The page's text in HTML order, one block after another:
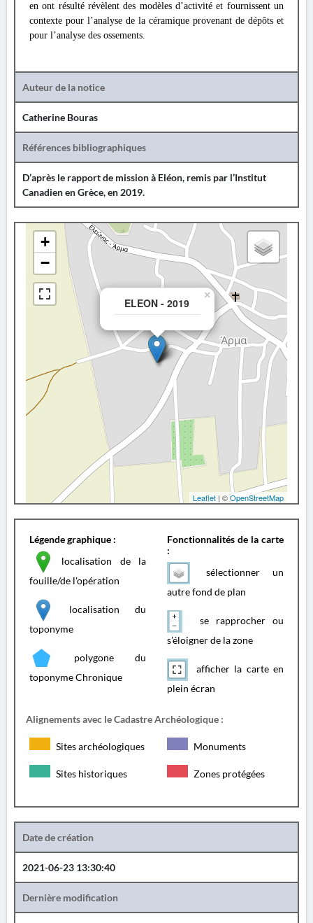
en ont résulté révèlent des modèles d’activité et fournissent un
contexte pour l’analyse de la céramique provenant de dépôts et
pour l’analyse des ossements.
Auteur de la notice
Catherine Bouras
Références bibliographiques
D’après le rapport de mission à Eléon, remis par l’Institut
Canadien en Grèce, en 2019.
ELEON - 2019
×
+
−
Leaflet| ©OpenStreetMap
Légende graphique :
localisation de la
fouille/de l'opération
localisation du
toponyme
polygone du
toponyme Chronique
Fonctionnalités de la carte
:
sélectionner un
autre fond de plan
se rapprocher ou
s'éloigner de la zone
afficher la carte en
plein écran
Alignements avec le Cadastre Archéologique :
Sites archéologiques Monuments
Sites historiques Zones protégées
Date de création
2021-06-23 13:30:40
Dernière modification